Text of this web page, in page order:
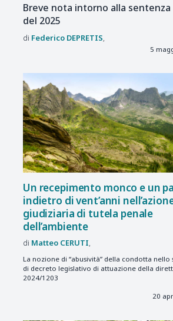
Breve nota intorno alla sentenza
del 2025
Federico DEPRETIS
5
Un recepimento monco e un
indietro di vent’anni
giudiziaria di tutela penale
dell’ambiente
Matteo CERUTI
La nozione di “abusività” della condotta nello
di decreto legislativo di attuazione della
2024/1203
20